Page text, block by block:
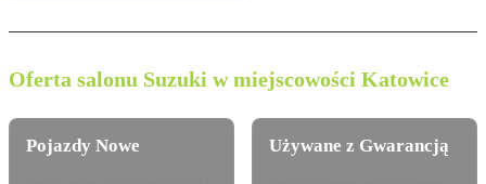
Oferta salonu Suzuki w miejscowości Katowice
Pojazdy Nowe Używane z Gwarancją